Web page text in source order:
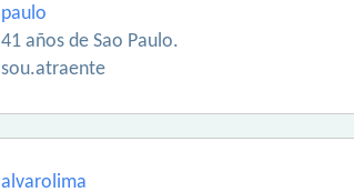
paulo
41 años de Sao Paulo.
sou.atraente
alvarolima